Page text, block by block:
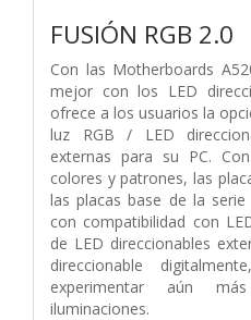
FUSIÓN RGB 2.0
Con las Motherboards
mejor con los LED
ofrece a los usuarios la
luz RGB / LED
externas para su PC.
colores y patrones, las
las placas base de la
con compatibilidad con
de LED direccionables
direccionable
experimentar aún
iluminaciones.